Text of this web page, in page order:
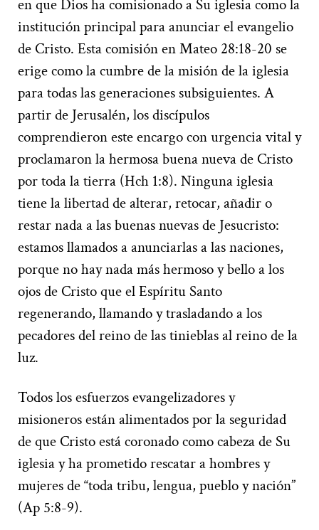
en que Dios ha comisionado a Su iglesia como la
institución principal para anunciar el evangelio
de Cristo. Esta comisión en Mateo 28:18-20 se
erige como la cumbre de la misión de la iglesia
para todas las generaciones subsiguientes. A
partir de Jerusalén, los discípulos
comprendieron este encargo con urgencia vital y
proclamaron la hermosa buena nueva de Cristo
por toda la tierra (Hch 1:8). Ninguna iglesia
tiene la libertad de alterar, retocar, añadir o
restar nada a las buenas nuevas de Jesucristo:
estamos llamados a anunciarlas a las naciones,
porque no hay nada más hermoso y bello a los
ojos de Cristo que el Espíritu Santo
regenerando, llamando y trasladando a los
pecadores del reino de las tinieblas al reino de la
luz.
Todos los esfuerzos evangelizadores y
misioneros están alimentados por la seguridad
de que Cristo está coronado como cabeza de Su
iglesia y ha prometido rescatar a hombres y
mujeres de “toda tribu, lengua, pueblo y nación”
(Ap 5:8-9).